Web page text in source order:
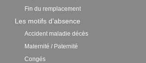
Fin du remplacement
Les motifs d’absence
Accident maladie décès
Maternité / Paternité
Congés